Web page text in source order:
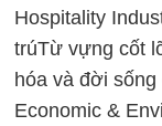
Hospitality
trúTừ vựng cốt
hóa và đời sống
Economic &